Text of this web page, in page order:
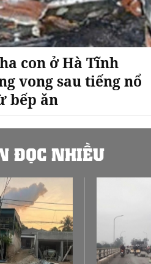
con ở Hà Tĩnh
vong sau tiếng nổ
bếp ăn
ĐỌC NHIỀU